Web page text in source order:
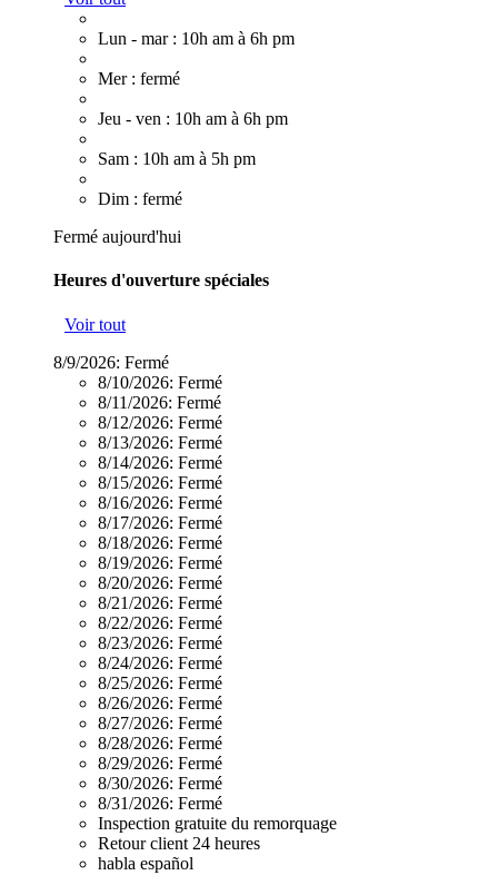
Lun - mar : 10h am à 6h pm
Mer : fermé
Jeu - ven : 10h am à 6h pm
Sam : 10h am à 5h pm
Dim : fermé
Fermé aujourd'hui
Heures d'ouverture spéciales
Voir tout
8/9/2026: Fermé
8/10/2026: Fermé
8/11/2026: Fermé
8/12/2026: Fermé
8/13/2026: Fermé
8/14/2026: Fermé
8/15/2026: Fermé
8/16/2026: Fermé
8/17/2026: Fermé
8/18/2026: Fermé
8/19/2026: Fermé
8/20/2026: Fermé
8/21/2026: Fermé
8/22/2026: Fermé
8/23/2026: Fermé
8/24/2026: Fermé
8/25/2026: Fermé
8/26/2026: Fermé
8/27/2026: Fermé
8/28/2026: Fermé
8/29/2026: Fermé
8/30/2026: Fermé
8/31/2026: Fermé
Inspection gratuite du remorquage
Retour client 24 heures
habla español